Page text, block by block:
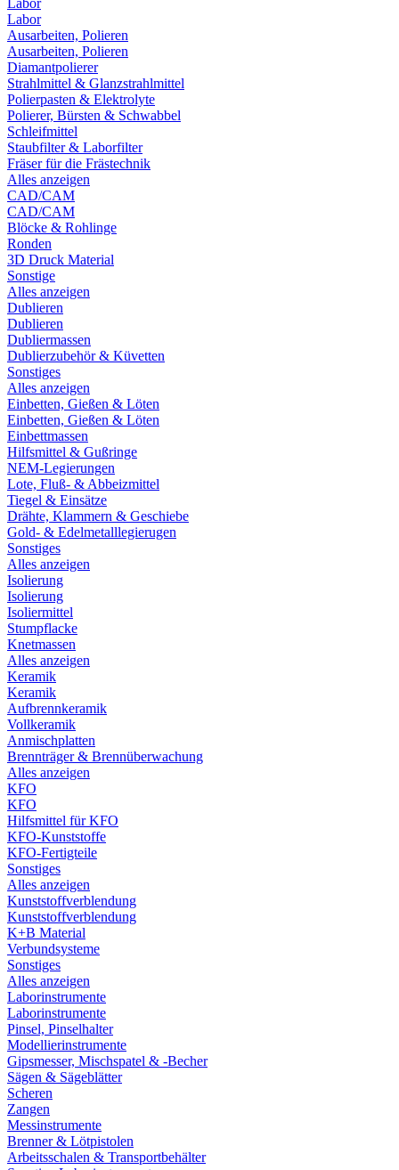
Labor
Labor
Ausarbeiten, Polieren
Ausarbeiten, Polieren
Diamantpolierer
Strahlmittel & Glanzstrahlmittel
Polierpasten & Elektrolyte
Polierer, Bürsten & Schwabbel
Schleifmittel
Staubfilter & Laborfilter
Fräser für die Frästechnik
Alles anzeigen
CAD/CAM
CAD/CAM
Blöcke & Rohlinge
Ronden
3D Druck Material
Sonstige
Alles anzeigen
Dublieren
Dublieren
Dubliermassen
Dublierzubehör & Küvetten
Sonstiges
Alles anzeigen
Einbetten, Gießen & Löten
Einbetten, Gießen & Löten
Einbettmassen
Hilfsmittel & Gußringe
NEM-Legierungen
Lote, Fluß- & Abbeizmittel
Tiegel & Einsätze
Drähte, Klammern & Geschiebe
Gold- & Edelmetalllegierugen
Sonstiges
Alles anzeigen
Isolierung
Isolierung
Isoliermittel
Stumpflacke
Knetmassen
Alles anzeigen
Keramik
Keramik
Aufbrennkeramik
Vollkeramik
Anmischplatten
Brennträger & Brennüberwachung
Alles anzeigen
KFO
KFO
Hilfsmittel für KFO
KFO-Kunststoffe
KFO-Fertigteile
Sonstiges
Alles anzeigen
Kunststoffverblendung
Kunststoffverblendung
K+B Material
Verbundsysteme
Sonstiges
Alles anzeigen
Laborinstrumente
Laborinstrumente
Pinsel, Pinselhalter
Modellierinstrumente
Gipsmesser, Mischspatel & -Becher
Sägen & Sägeblätter
Scheren
Zangen
Messinstrumente
Brenner & Lötpistolen
Arbeitsschalen & Transportbehälter